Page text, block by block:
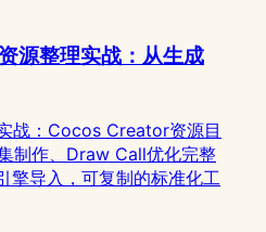
源整理实战：从生成
战：Cocos Creator资源目
制作、Draw Call优化完整
擎导入，可复制的标准化工